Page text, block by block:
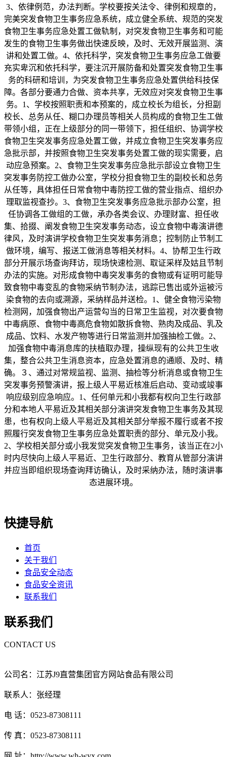
3、依律例范，办法判断。学校要按关法令、律例和规章的，
完美突发食物卫生事务应急系统，成立健全系统、规范的突发
食物卫生事务应急处置工做轨制，对突发食物卫生事务和可能
发生的食物卫生事务做出快速反映，及时、无效开展监测、演
讲和处置工做。4、依托科学，突发食物卫生事务应急工做要
充实卑沉和依托科学，要注沉开展防备和处置突发食物卫生事
务的科研和培训，为突发食物卫生事务应急处置供给科技保
障。各部分要通力合做、资本共享，无效应对突发食物卫生事
务。1、学校按照职责和本预案的，成立校长为组长，分担副
校长、总务从任、糊口办理员等相关人员构成的食物卫生工做
带领小组，正在上级部分的同一带领下，担任组织、协调学校
食物卫生突发事务应急处置工做，并成立食物卫生突发事务应
急批示部，并按照食物卫生突发事务处置工做的现实需要，启
动应急预案。2、食物卫生突发事务应急批示部设立食物卫生
突发事务防控工做办公室，学校分担食物卫生的副校长和总务
从任等，具体担任日常食物中毒防控工做的营业指点、组织办
理取监视查抄。3、食物卫生突发事务应急批示部办公室，担
任协调各工做组的工做，承办各类会议、办理财富、担任收
集、拾掇、阐发食物卫生突发事务动态，设立食物中毒演讲德
律风，及时演讲学校食物卫生突发事务消息；控制防止节制工
做环境，编写、报送工做消息等相关材料。4、协帮卫生行政
部分开展示场查询拜访，现场快速检测、取证采样及姑且节制
办法的实施。对形成食物中毒突发事务的食物或有证明可能导
致食物中毒变乱的食物采纳节制办法，逃踪已售出或外运被污
染食物的去向或溯源，采纳样品并送检。1、健全食物污染物
检测网，加强食物出产运营勾当的日常卫生监视，对次要食物
中毒病原、食物中毒高危食物如散拆食物、熟肉及成品、乳及
成品、饮料、水发产物等进行日常监测并加强抽检工做。2、
加强食物中毒消息库的扶植取办理，操纵现有的公共卫生收
集，整合公共卫生消息资本，应急处置消息的通顺、及时、精
确。３、通过对常规监视、监测、抽检等分析消息或食物卫生
突发事务预警演讲，报上级人平易近核准后启动、变动或竣事
响应级别应急响应。1、任何单元和小我都有权向卫生行政部
分和本地人平易近及其相关部分演讲突发食物卫生事务及其现
患，也有权向上级人平易近及其相关部分举报不履行或者不按
照履行突发食物卫生事务应急处置职责的部分、单元及小我。
2、学校相关部分或小我发觉突发食物卫生事务，该当正在2小
时内尽快向上级人平易近、卫生行政部分、教育从管部分演讲
并应当即组织现场查询拜访确认，及时采纳办法，随时演讲事
态进展环境。
快捷导航
首页
关于我们
食品安全动态
食品安全资讯
联系我们
联系我们
CONTACT US
公司名：江苏J9直营集团官方网站食品有限公司
联系人：张经理
电 话：0523-87308111
传 真：0523-87308111